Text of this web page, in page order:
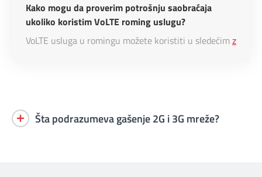
Kako mogu da proverim potrošnju saobraćaja
ukoliko koristim VoLTE roming uslugu?
VoLTE usluga u romingu možete koristiti u sledećim
Šta podrazumeva gašenje 2G i 3G mreže?